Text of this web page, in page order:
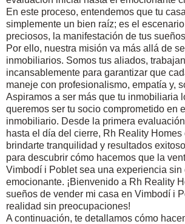
En este proceso, entendemos que tu
simplemente un bien raíz; es el
preciosos, la manifestación de tus
Por ello, nuestra misión va más allá de
inmobiliarios. Somos tus aliados,
incansablemente para garantizar que
maneje con profesionalismo, empatía y,
Aspiramos a ser más que tu inmobiliaria
queremos ser tu socio comprometido en
inmobiliario. Desde la primera
hasta el día del cierre, Rh Reality Homes
brindarte tranquilidad y resultados
para descubrir cómo hacemos que la
Vimbodí i Pobletsea una experiencia sin
emocionante. ¡Bienvenido a Rh Reality
sueños de vender mi casa en Vimbodí i
realidad sin preocupaciones!
A continuación, te detallamos cómo